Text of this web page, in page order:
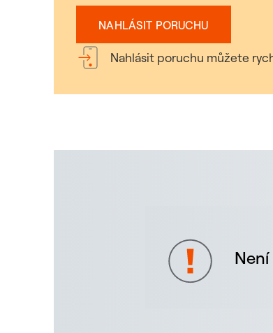
NAHLÁSIT PORUCHU
Nahlásit poruchu můžete